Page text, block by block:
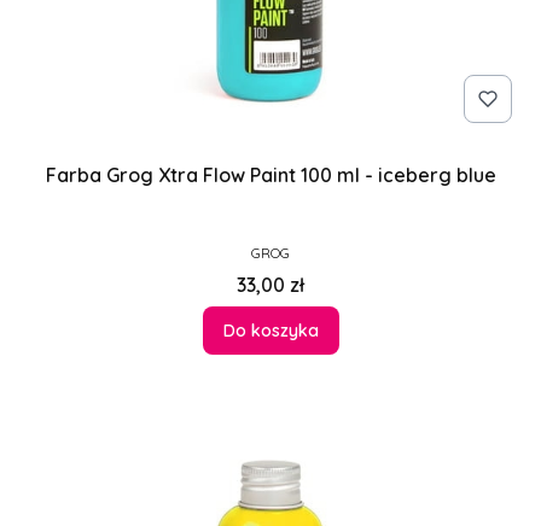
Farba Grog Xtra Flow Paint 100 ml - iceberg blue
PRODUCENT
GROG
Cena
33,00 zł
Do koszyka